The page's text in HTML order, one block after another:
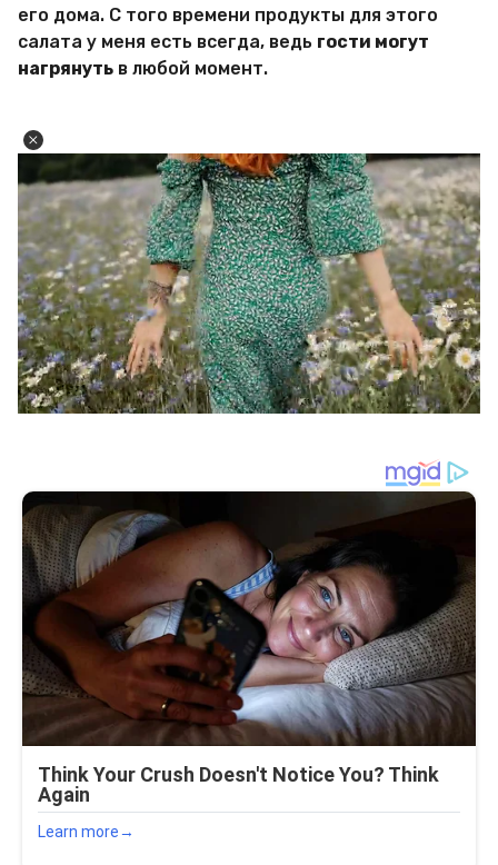
его дома. С того времени продукты для этого
салата у меня есть всегда, ведь гости могут
нагрянуть в любой момент.